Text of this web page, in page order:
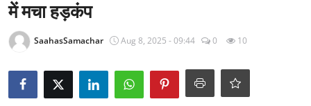
Epaper
में मचा हड़कंप
SaahasSamachar Aug 8, 2025 - 09:44 0 10